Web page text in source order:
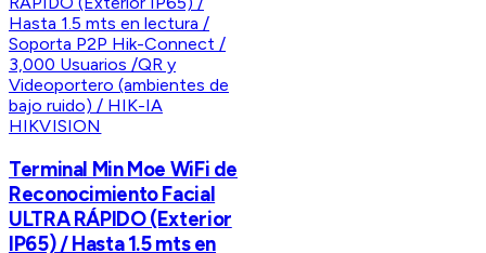
HIKVISION
Terminal Min Moe WiFi de
Reconocimiento Facial
ULTRA RÁPIDO (Exterior
IP65) / Hasta 1.5 mts en